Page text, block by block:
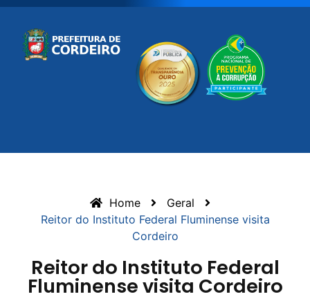
Home
Geral
Reitor do Instituto Federal Fluminense visita
Cordeiro
Reitor do Instituto Federal
Fluminense visita Cordeiro